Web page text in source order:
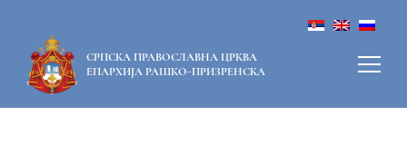
СРПСКА ПРАВОСЛАВНА ЦРКВА
ЕПАРХИЈА РАШКО-ПРИЗРЕНСКА